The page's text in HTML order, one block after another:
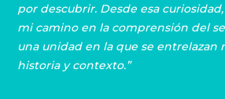
por descubrir. Desde esa
mi camino en la comprensión del
una unidad en la que se entrelazan
historia y contexto.”